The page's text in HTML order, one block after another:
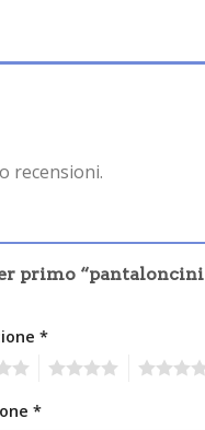
recensioni.
primo “pantaloncini
*
*